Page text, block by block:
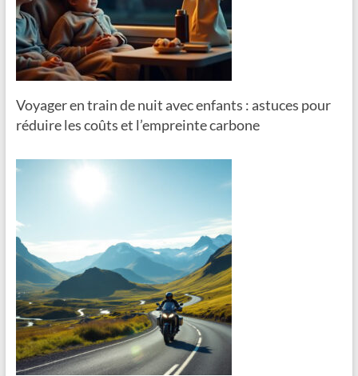
Voyager en train de nuit avec enfants : astuces pour
réduire les coûts et l’empreinte carbone